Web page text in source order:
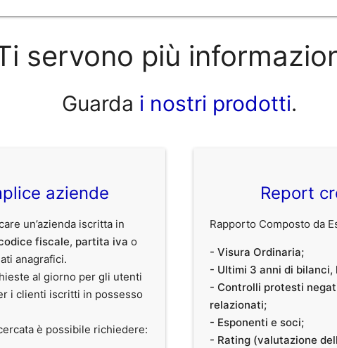
servono più
Guarda i nostri prodotti.
aziende
un’azienda iscritta in
fiscale, partita iva o
anagrafici.
al giorno per gli utenti
i clienti iscritti in possesso
è possibile richiedere:
Report
Rapporto Composto da
- Visura Ordinaria;
- Ultimi 3 anni di bilanci,
- Controlli protesti
relazionati;
- Esponenti e soci;
- Rating (valutazione